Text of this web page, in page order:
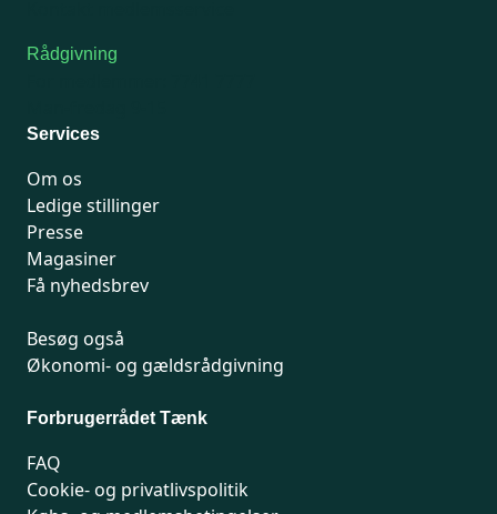
Rådgivning
Services
Om os
Ledige stillinger
Presse
Magasiner
Få nyhedsbrev
Besøg også
Økonomi- og gældsrådgivning
Forbrugerrådet Tænk
FAQ
Cookie- og privatlivspolitik